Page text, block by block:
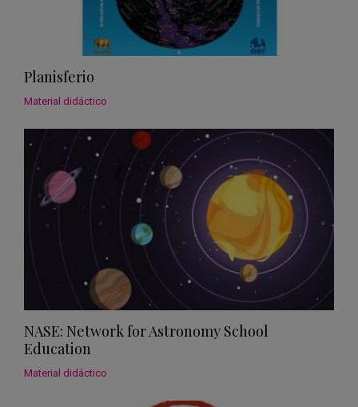
Planisferio
Material didáctico
NASE: Network for Astronomy School
Education
Material didáctico